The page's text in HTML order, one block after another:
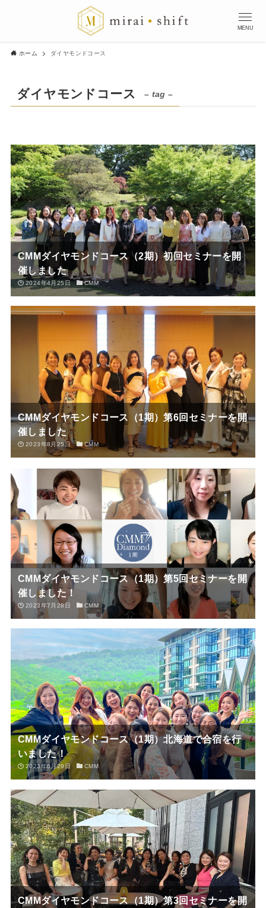
MENU
ホーム ダイヤモンドコース
ダイヤモンドコース – tag –
CMMダイヤモンドコース（2期）初回セミナーを開
催しました
2024年4月25日 CMM
CMMダイヤモンドコース（1期）第6回セミナーを開
催しました
2023年8月25日 CMM
CMMダイヤモンドコース（1期）第5回セミナーを開
催しました！
2023年7月28日 CMM
CMMダイヤモンドコース（1期）北海道で合宿を行
いました！
2023年6月29日 CMM
CMMダイヤモンドコース（1期）第3回セミナーを開